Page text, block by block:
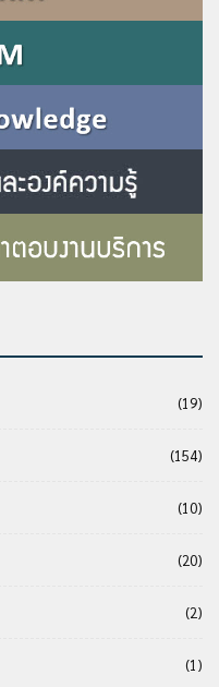
(19)
(154)
(10)
(20)
(2)
(1)